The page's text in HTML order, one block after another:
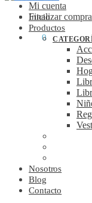
Mi cuenta
Finalizar compra
0
Inicio
Productos
Nosotros
Blog
Contacto